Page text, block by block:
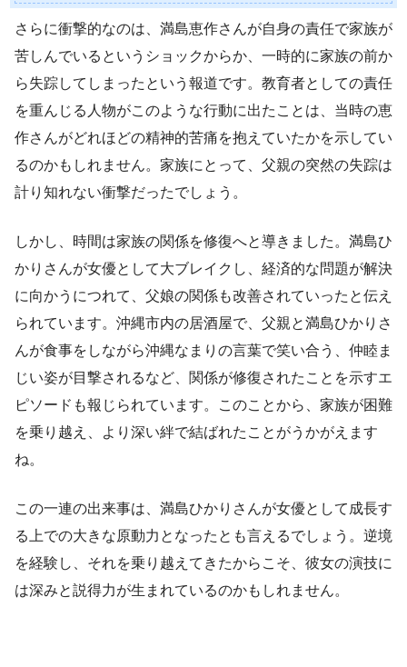
さらに衝撃的なのは、満島恵作さんが自身の責任で家族が
苦しんでいるというショックからか、一時的に家族の前か
ら失踪してしまったという報道です。教育者としての責任
を重んじる人物がこのような行動に出たことは、当時の恵
作さんがどれほどの精神的苦痛を抱えていたかを示してい
るのかもしれません。家族にとって、父親の突然の失踪は
計り知れない衝撃だったでしょう。
しかし、時間は家族の関係を修復へと導きました。満島ひ
かりさんが女優として大ブレイクし、経済的な問題が解決
に向かうにつれて、父娘の関係も改善されていったと伝え
られています。沖縄市内の居酒屋で、父親と満島ひかりさ
んが食事をしながら沖縄なまりの言葉で笑い合う、仲睦ま
じい姿が目撃されるなど、関係が修復されたことを示すエ
ピソードも報じられています。このことから、家族が困難
を乗り越え、より深い絆で結ばれたことがうかがえます
ね。
この一連の出来事は、満島ひかりさんが女優として成長す
る上での大きな原動力となったとも言えるでしょう。逆境
を経験し、それを乗り越えてきたからこそ、彼女の演技に
は深みと説得力が生まれているのかもしれません。